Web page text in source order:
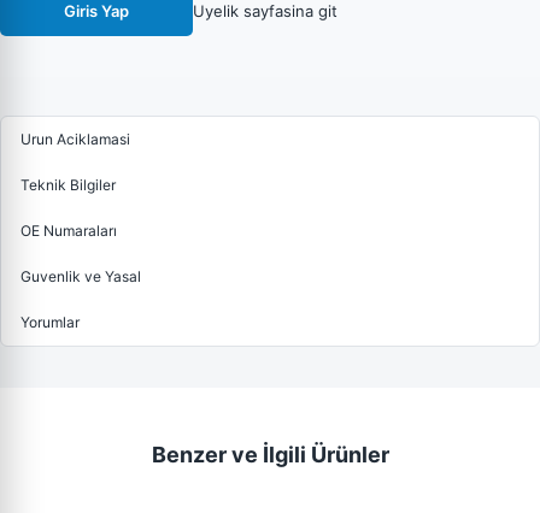
Giris Yap
Uyelik sayfasina git
Urun Aciklamasi
Teknik Bilgiler
OE Numaraları
Guvenlik ve Yasal
Yorumlar
Benzer ve İlgili Ürünler